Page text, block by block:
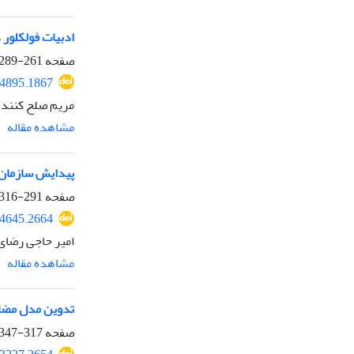
ادبیات
صفحه261-289
مریم صلح
مشاهده مقاله
پیدایش
صفحه291-316
امیر حاجی
مشاهده مقاله
تدوین مدل
صفحه317-347